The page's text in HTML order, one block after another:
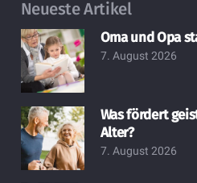
Neueste Artikel
Oma und Opa
7. August 2026
Was fördert
Alter?
7. August 2026